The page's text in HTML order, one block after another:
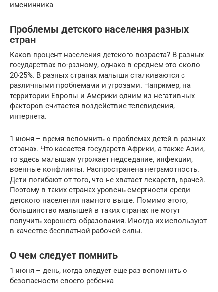
именинника
Проблемы детского населения разных
стран
Каков процент населения детского возраста? В разных
государствах по-разному, однако в среднем это около
20-25%. В разных странах малыши сталкиваются с
различными проблемами и угрозами. Например, на
территории Европы и Америки одним из негативных
факторов считается воздействие телевидения,
интернета.
1 июня – время вспомнить о проблемах детей в разных
странах. Что касается государств Африки, а также Азии,
то здесь малышам угрожает недоедание, инфекции,
военные конфликты. Распространена неграмотность.
Дети погибают от того, что не хватает лекарств, врачей.
Поэтому в таких странах уровень смертности среди
детского населения намного выше. Помимо этого,
большинство малышей в таких странах не могут
получить хорошего образования. Иногда их используют
в качестве бесплатной рабочей силы.
О чем следует помнить
1 июня – день, когда следует еще раз вспомнить о
безопасности своего ребенка